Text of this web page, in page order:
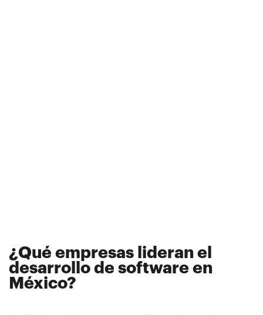
¿Qué empresas lideran el
desarrollo de software en
México?